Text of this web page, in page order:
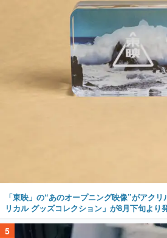
「東映」の“あのオープニング映像”がアク
リカル グッズコレクション」が8月下旬より
5